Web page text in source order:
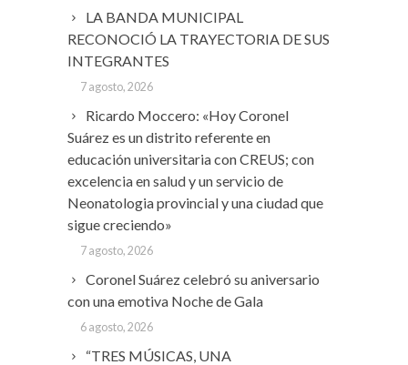
LA BANDA MUNICIPAL
RECONOCIÓ LA TRAYECTORIA DE SUS
INTEGRANTES
7 agosto, 2026
Ricardo Moccero: «Hoy Coronel
Suárez es un distrito referente en
educación universitaria con CREUS; con
excelencia en salud y un servicio de
Neonatologia provincial y una ciudad que
sigue creciendo»
7 agosto, 2026
Coronel Suárez celebró su aniversario
con una emotiva Noche de Gala
6 agosto, 2026
“TRES MÚSICAS, UNA